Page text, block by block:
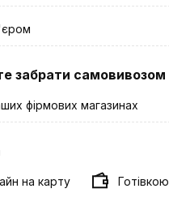
забрати самовивозом
фірмових магазинах
на карту Готівкою